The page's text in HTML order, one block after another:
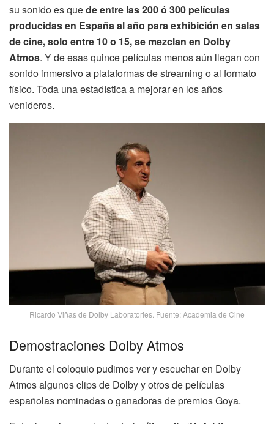
su sonido es quede entre las 200 ó 300 películas
producidas en España al año para exhibición en salas
de cine, solo entre 10 o 15, se mezclan en Dolby
Atmos. Y de esas quince películas menos aún llegan con
sonido inmersivo a plataformas de streaming o al formato
físico. Toda una estadística a mejorar en los años
venideros.
Ricardo Viñas de Dolby Laboratories. Fuente: Academia de Cine
Demostraciones Dolby Atmos
Durante el coloquio pudimos ver y escuchar en Dolby
Atmos algunos clips de Dolby y otros de películas
españolas nominadas o ganadoras de premios Goya.